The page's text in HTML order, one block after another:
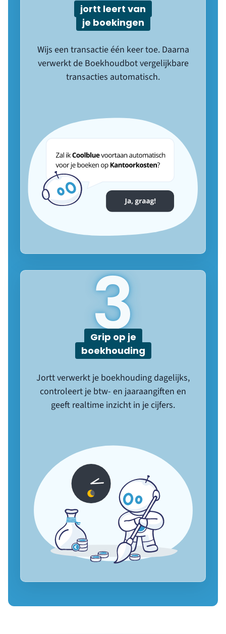
jortt leert van
je boekingen
Wijs een transactie één keer toe. Daarna
verwerkt de Boekhoudbot vergelijkbare
transacties automatisch.
3
Grip op je
boekhouding
Jortt verwerkt je boekhouding dagelijks,
controleert je btw- en jaaraangiften en
geeft realtime inzicht in je cijfers.